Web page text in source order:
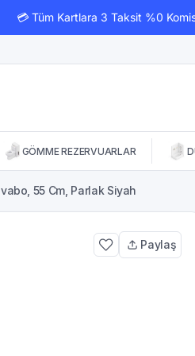
💳 Tüm Kartlara 3 Taksit %0
GÖMME REZERVUARLAR
55 Cm, Parlak Siyah
Paylaş